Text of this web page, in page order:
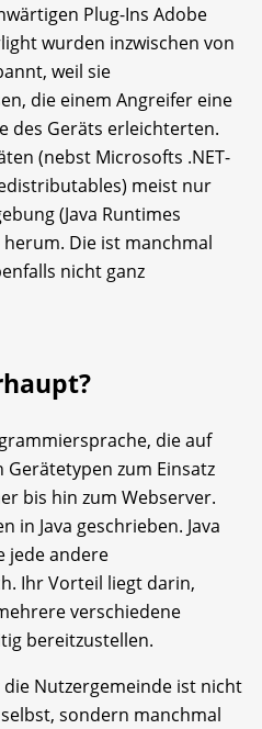
Plug-Ins Adobe
wurden inzwischen von
weil sie
die einem Angreifer eine
des Geräts erleichterten.
(nebst Microsofts .NET-
meist nur
(Java Runtimes
herum. Die ist manchmal
nicht ganz
die auf
zum Einsatz
bis hin zum Webserver.
in Java geschrieben. Java
jede andere
Ihr Vorteil liegt darin,
verschiedene
bereitzustellen.
die Nutzergemeinde ist nicht
sondern manchmal